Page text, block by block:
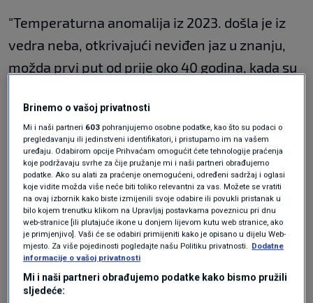
"Temperaturna anomalija iz 2023. došla je iz
vedra neba, otkrivajući neviđen jaz u znanju,
možda prvi put od prije oko 40 godina, kada su
Zemljin klimatski sistem u realnom vremenu“.
Schmidt upozorava da ako se ova neobjašnjiva
anomalija ne smiri do kolovoza, u skladu s
prethodnim El Nino fluktuacijama, onda ćemo
biti na nepoznatom terenu.
Postavljeno je nekoliko teorija za višak topline
koja premašuje ono što se očekuje od El Nina i
stope povećanja CO2. To uključuje smanjenje
Brinemo o vašoj privatnosti
Mi i naši partneri 603 pohranjujemo osobne podatke, kao što su podaci o
pregledavanju ili jedinstveni identifikatori, i pristupamo im na vašem
uređaju. Odabirom opcije Prihvaćam omogućit ćete tehnologije praćenja
koje podržavaju svrhe za čije pružanje mi i naši partneri obrađujemo
podatke. Ako su alati za praćenje onemogućeni, određeni sadržaj i oglasi
koje vidite možda više neće biti toliko relevantni za vas. Možete se vratiti
na ovaj izbornik kako biste izmijenili svoje odabire ili povukli pristanak u
bilo kojem trenutku klikom na Upravljaj postavkama poveznicu pri dnu
web-stranice [ili plutajuće ikone u donjem lijevom kutu web stranice, ako
je primjenjivo]. Vaši će se odabiri primijeniti kako je opisano u dijelu Web-
mjesto. Za više pojedinosti pogledajte našu Politiku privatnosti. Dodatne
informacije o vašoj privatnosti
Mi i naši partneri obrađujemo podatke kako bismo pružili
sljedeće: